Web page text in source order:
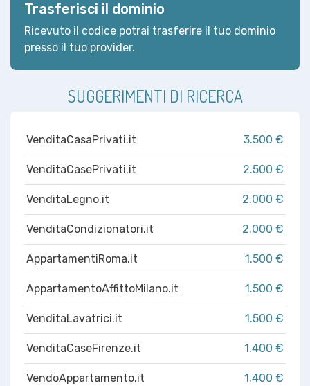
Trasferisci il dominio
Ricevuto il codice potrai trasferire il tuo dominio
presso il tuo provider.
SUGGERIMENTI DI RICERCA
VenditaCasaPrivati.it 3.500 €
VenditaCasePrivati.it 2.500 €
VenditaLegno.it 2.000 €
VenditaCondizionatori.it 2.000 €
AppartamentiRoma.it 1.500 €
AppartamentoAffittoMilano.it 1.500 €
VenditaLavatrici.it 1.500 €
VenditaCaseFirenze.it 1.400 €
VendoAppartamento.it 1.400 €